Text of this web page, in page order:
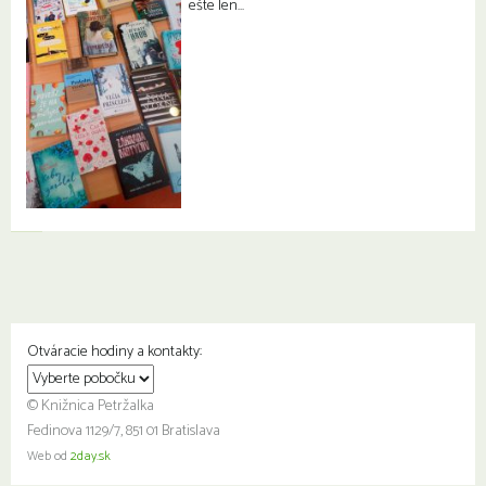
ešte len…
Otváracie hodiny a kontakty:
© Knižnica Petržalka
Fedinova 1129/7, 851 01 Bratislava
Web od 2day.sk